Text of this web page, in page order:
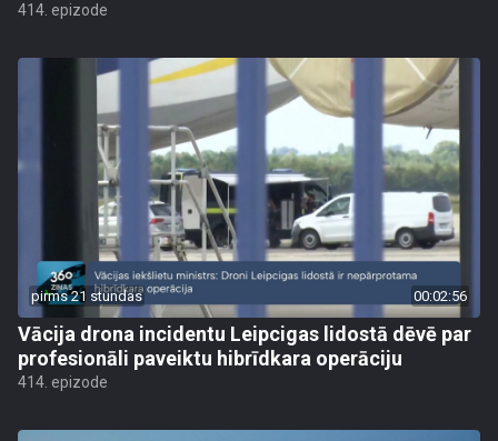
414. epizode
pirms 21 stundas 00:02:56
Vācija drona incidentu Leipcigas lidostā dēvē par
profesionāli paveiktu hibrīdkara operāciju
414. epizode